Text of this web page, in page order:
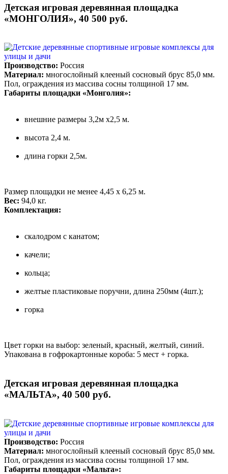
Детская игровая деревянная площадка
«МОНГОЛИЯ», 40 500 руб.
Производство: Россия
Материал: многослойный клееный сосновый брус 85,0 мм.
Пол, ограждения из массива сосны толщиной 17 мм.
Габариты площадки «Монголия»:
внешние размеры 3,2м х2,5 м.
высота 2,4 м.
длина горки 2,5м.
Размер площадки не менее 4,45 х 6,25 м.
Вес: 94,0 кг.
Комплектация:
скалодром с канатом;
качели;
кольца;
желтые пластиковые поручни, длина 250мм (4шт.);
горка
Цвет горки на выбор: зеленый, красный, желтый, синий.
Упакована в гофрокартонные короба: 5 мест + горка.
Детская игровая деревянная площадка
«МАЛЬТА», 40 500 руб.
Производство: Россия
Материал: многослойный клееный сосновый брус 85,0 мм.
Пол, ограждения из массива сосны толщиной 17 мм.
Габариты площадки «Мальта»: